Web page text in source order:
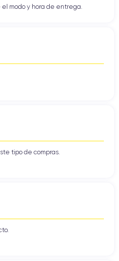
modo y hora de entrega.
tipo de compras.